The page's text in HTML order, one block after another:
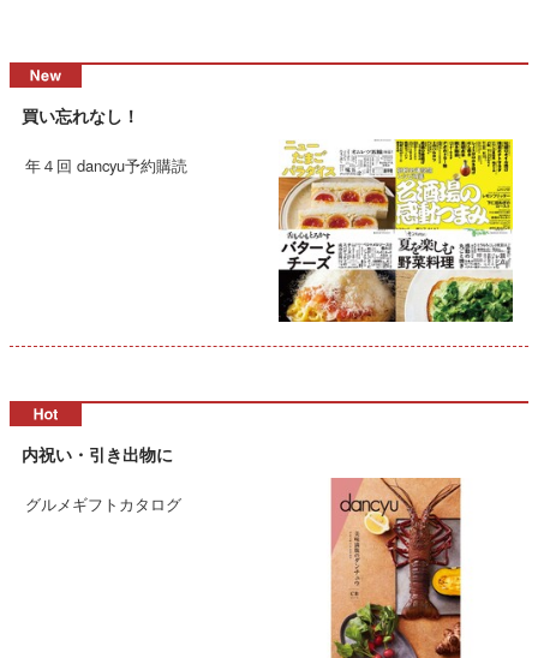
買い忘れなし！
年４回 dancyu予約購読
内祝い・引き出物に
グルメギフトカタログ